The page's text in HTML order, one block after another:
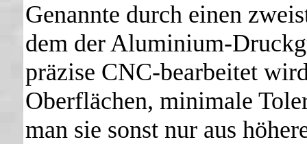
Genannte durch einen
dem der Aluminium-
präzise CNC-bearbeitet
Oberflächen, minimale
man sie sonst nur aus